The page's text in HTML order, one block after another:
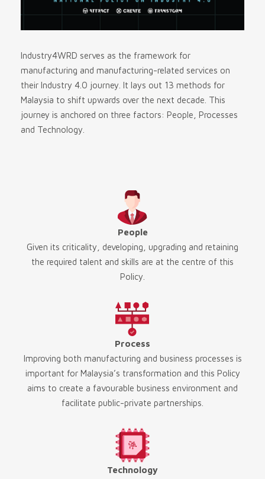
Industry4WRD serves as the framework for
manufacturing and manufacturing-related services on
their Industry 4.0 journey. It lays out 13 methods for
Malaysia to shift upwards over the next decade. This
journey is anchored on three factors: People, Processes
and Technology.
People
Given its criticality, developing, upgrading and retaining
the required talent and skills are at the centre of this
Policy.
Process
Improving both manufacturing and business processes is
important for Malaysia’s transformation and this Policy
aims to create a favourable business environment and
facilitate public-private partnerships.
Technology